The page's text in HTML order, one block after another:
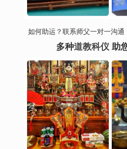
如何助运？联系师父一对一沟通
多种道教科仪助